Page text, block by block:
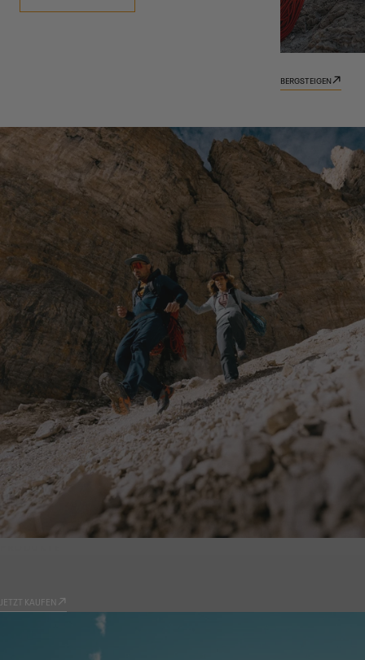
BERGSTEIGEN
JETZT KAUFEN